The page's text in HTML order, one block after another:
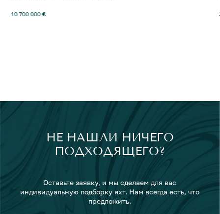
10 700 000 €
НЕ НАШЛИ НИЧЕГО
ПОДХОДЯЩЕГО?
Оставьте заявку, и мы сделаем для вас
индивидуальную подборку яхт. Нам всегда есть, что
предложить.